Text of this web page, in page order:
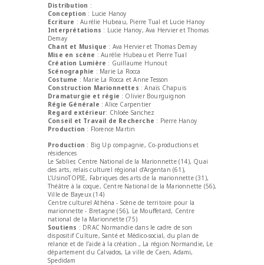
Distribution :
Conception : Lucie Hanoy
Ecriture : Aurélie Hubeau, Pierre Tual et Lucie Hanoy
Interprétations : Lucie Hanoy, Ava Hervier et Thomas
Demay
Chant et Musique : Ava Hervier et Thomas Demay
Mise en scène : Aurélie Hubeau et Pierre Tual
Création Lumière : Guillaume Hunout
Scénographie : Marie La Rocca
Costume : Marie La Rocca et Anne Tesson
Construction Marionnettes : Anaïs Chapuis
Dramaturgie et régie : Olivier Bourguignon
Régie Générale : Alice Carpentier
Regard extérieur: Chloée Sanchez
Conseil et Travail de Recherche : Pierre Hanoy
Production : Florence Martin
Production : Big Up compagnie, Co-productions et
résidences
Le Sablier, Centre National de la Marionnette (14), Quai
des arts, relais culturel régional d’Argentan (61),
L’UsinoTOPIE, Fabriques des arts de la marionnette (31),
Théâtre à la coque, Centre National de la Marionnette (56),
Ville de Bayeux (14)
Centre culturel Athéna - Scène de territoire pour la
marionnette - Bretagne (56), Le Mouffetard, Centre
national de la Marionnette (75)
Soutiens : DRAC Normandie dans le cadre de son
dispositif Culture, Santé et Médico-social, du plan de
relance et de l’aide à la création., La région Normandie, Le
département du Calvados, La ville de Caen, Adami,
Spedidam